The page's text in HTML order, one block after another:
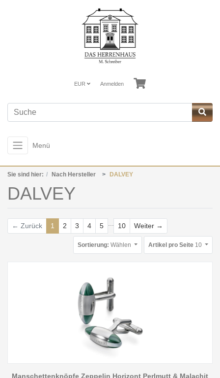
EUR Anmelden
Menü
Sie sind hier: Nach Hersteller DALVEY
DALVEY
← Zurück 1 2 3 4 5 10 Weiter →
Sortierung: Wählen Artikel pro Seite 10
Manschettenknöpfe Zeppelin Horizont Perlmutt & Malachit